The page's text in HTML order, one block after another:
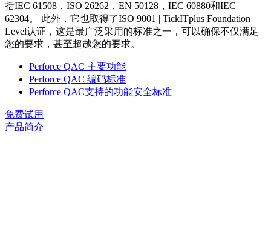
括IEC 61508，ISO 26262，EN 50128，IEC 60880和IEC
62304。 此外，它也取得了ISO 9001 | TickITplus Foundation
Level认证，这是最广泛采用的标准之一，可以确保不仅满足
您的要求，甚至超越您的要求。
Perforce QAC 主要功能
Perforce QAC 编码标准
Perforce QAC支持的功能安全标准
免费试用
产品简介